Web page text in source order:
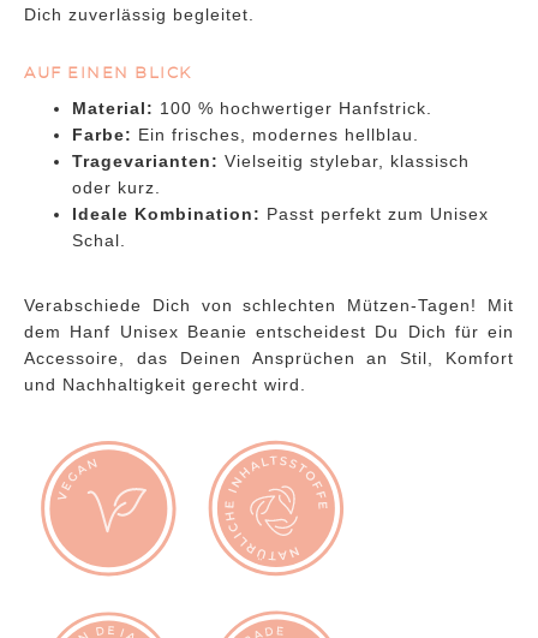
Dich zuverlässig begleitet.
AUF EINEN BLICK
Material: 100 % hochwertiger Hanfstrick.
Farbe: Ein frisches, modernes hellblau.
Tragevarianten: Vielseitig stylebar, klassisch
oder kurz.
Ideale Kombination: Passt perfekt zum Unisex
Schal.
Verabschiede Dich von schlechten Mützen-Tagen! Mit
dem Hanf Unisex Beanie entscheidest Du Dich für ein
Accessoire, das Deinen Ansprüchen an Stil, Komfort
und Nachhaltigkeit gerecht wird.